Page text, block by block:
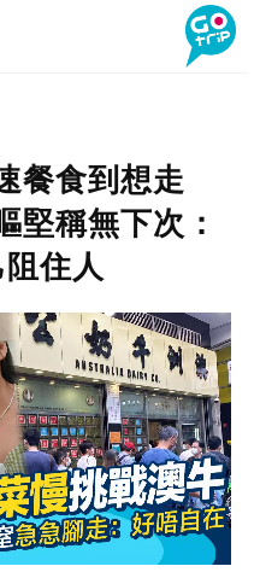
餐食到想走
堅稱無下次：
住人